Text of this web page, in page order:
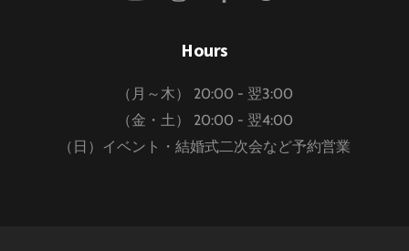
Hours
（月～木） 20:00 - 翌3:00
（金・土） 20:00 - 翌4:00
（日）イベント・結婚式二次会など予約営業